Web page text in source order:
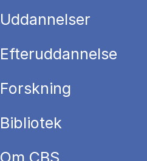
Uddannelser
Efteruddannelse
Forskning
Bibliotek
Om CBS